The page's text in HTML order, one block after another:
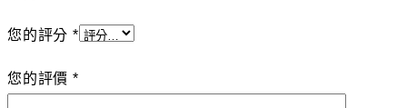
您的評分 *
您的評價 *